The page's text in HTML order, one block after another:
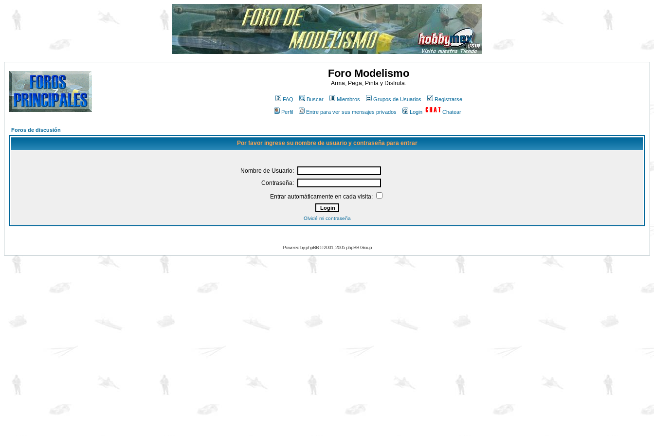
Foro Modelismo
Arma, Pega, Pinta y Disfruta.
FAQ Buscar Miembros Grupos de Usuarios Registrarse
Perfil Entre para ver sus mensajes privados Login Chatear
Foros de discusión
Por favor ingrese su nombre de usuario y contraseña para entrar
Nombre de Usuario:
Contraseña:
Entrar automáticamente en cada visita:
Olvidé mi contraseña
Powered byphpBB© 2001, 2005 phpBB Group